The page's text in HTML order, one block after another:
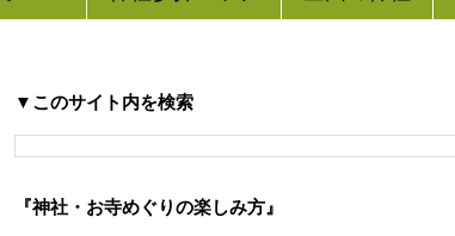
▼このサイト内を検索
『神社・お寺めぐりの楽しみ方』